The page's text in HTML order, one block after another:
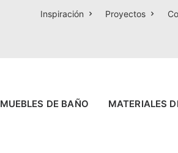
Inspiración Proyectos
MUEBLES DE BAÑO MATERIALES